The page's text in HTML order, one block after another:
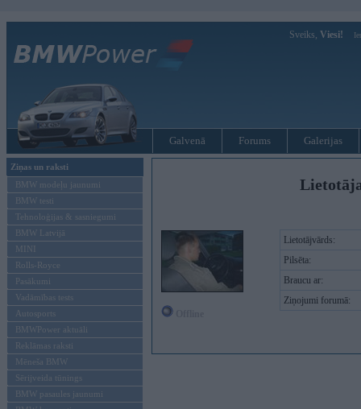
Sveiks, Viesi!
Galvenā Forums Galerijas
Ziņas un raksti
BMW modeļu jaunumi
BMW testi
Tehnoloģijas & sasniegumi
BMW Latvijā
MINI
Rolls-Royce
Pasākumi
Vadāmības tests
Autosports
BMWPower aktuāli
Reklāmas raksti
Mēneša BMW
Sērijveida tūnings
BMW pasaules jaunumi
Lietotājvārds:
Pilsēta:
Braucu ar:
Ziņojumi forumā: